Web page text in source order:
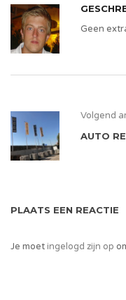
Geen
Volgend
AUTO
PLAATS EEN REACTIE
Je moetingelogd zijn op